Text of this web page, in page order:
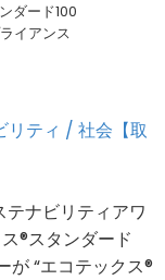
ダード100
イアンス
リティ / 社会【取
ナビリティアワ
®スタンダード
が “エコテックス®